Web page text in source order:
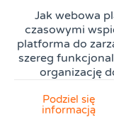
Jak webowa
czasowymi
platforma do
szereg
organizację
Podziel się
informacją